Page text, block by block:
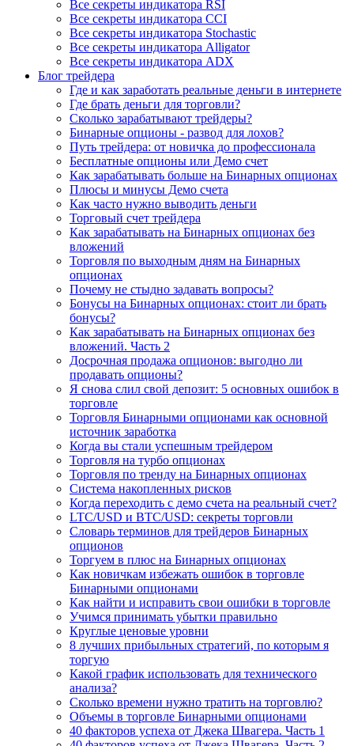
Все секреты индикатора RSI
Все секреты индикатора CCI
Все секреты индикатора Stochastic
Все секреты индикатора Alligator
Все секреты индикатора ADX
Блог трейдера
Где и как заработать реальные деньги в интернете
Где брать деньги для торговли?
Сколько зарабатывают трейдеры?
Бинарные опционы - развод для лохов?
Путь трейдера: от новичка до профессионала
Бесплатные опционы или Демо счет
Как зарабатывать больше на Бинарных опционах
Плюсы и минусы Демо счета
Как часто нужно выводить деньги
Торговый счет трейдера
Как зарабатывать на Бинарных опционах без
вложений
Торговля по выходным дням на Бинарных
опционах
Почему не стыдно задавать вопросы?
Бонусы на Бинарных опционах: стоит ли брать
бонусы?
Как зарабатывать на Бинарных опционах без
вложений. Часть 2
Досрочная продажа опционов: выгодно ли
продавать опционы?
Я снова слил свой депозит: 5 основных ошибок в
торговле
Торговля Бинарными опционами как основной
источник заработка
Когда вы стали успешным трейдером
Торговля на турбо опционах
Торговля по тренду на Бинарных опционах
Система накопленных рисков
Когда переходить с демо счета на реальный счет?
LTC/USD и BTC/USD: секреты торговли
Словарь терминов для трейдеров Бинарных
опционов
Торгуем в плюс на Бинарных опционах
Как новичкам избежать ошибок в торговле
Бинарными опционами
Как найти и исправить свои ошибки в торговле
Учимся принимать убытки правильно
Круглые ценовые уровни
8 лучших прибыльных стратегий, по которым я
торгую
Какой график использовать для технического
анализа?
Сколько времени нужно тратить на торговлю?
Объемы в торговле Бинарными опционами
40 факторов успеха от Джека Швагера. Часть 1